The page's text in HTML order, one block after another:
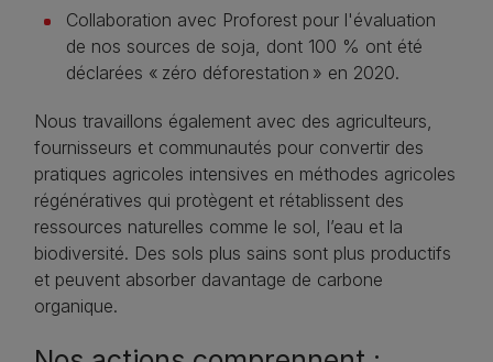
Collaboration avec Proforest pour l'évaluation
de nos sources de soja, dont 100 % ont été
déclarées « zéro déforestation » en 2020.
Nous travaillons également avec des agriculteurs,
fournisseurs et communautés pour convertir des
pratiques agricoles intensives en méthodes agricoles
régénératives qui protègent et rétablissent des
ressources naturelles comme le sol, l’eau et la
biodiversité. Des sols plus sains sont plus productifs
et peuvent absorber davantage de carbone
organique.